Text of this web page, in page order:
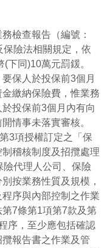
檢查報告（編號：
險法相關規定，依
下同)10萬元罰鍰。
保人於投保前3個月
繳納保險費，惟業務
投保前3個月內有向
情事未落實審核。
3項授權訂定之「保
稽核制度及招攬處理
代理人公司、保險
按業務性質及規模，
序與內部控制之作業
7條第1項第7款及第
序，至少應包括確認
報告書之作業及管